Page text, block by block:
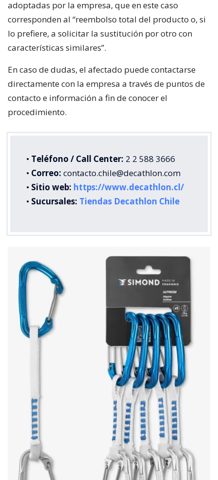
adoptadas por la empresa, que en este caso
corresponden al “reembolso total del producto o, si
lo prefiere, a solicitar la sustitución por otro con
características similares”.
En caso de dudas, el afectado puede contactarse
directamente con la empresa a través de puntos de
contacto e información a fin de conocer el
procedimiento.
• Teléfono / Call Center: 2 2 588 3666
• Correo: contacto.chile@decathlon.com
• Sitio web: https://www.decathlon.cl/
• Sucursales: Tiendas Decathlon Chile